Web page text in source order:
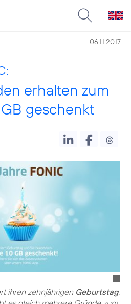
06.11.2017
erhalten zum
geschenkt
ihren zehnjährigen Geburtstag.